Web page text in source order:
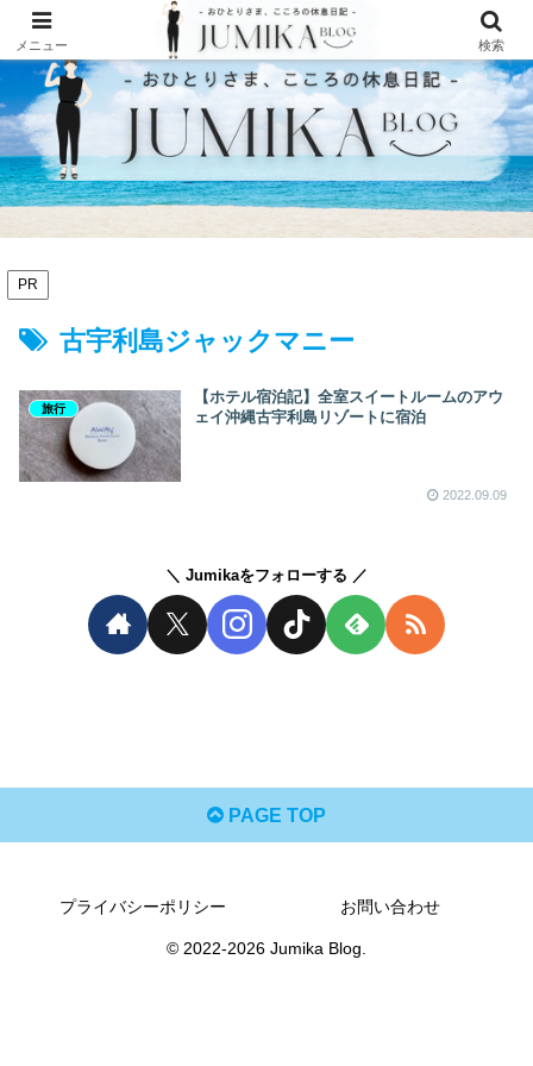
PR
古宇利島ジャックマニー
旅行
【ホテル宿泊記】全室スイートルームのアウ
ェイ沖縄古宇利島リゾートに宿泊
2022.09.09
Jumikaをフォローする
PAGE TOP
プライバシーポリシー お問い合わせ
© 2022-2026 Jumika Blog.
メニュー 検索